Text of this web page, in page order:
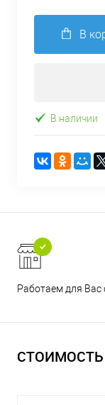
В
В наличии
Работаем для Вас